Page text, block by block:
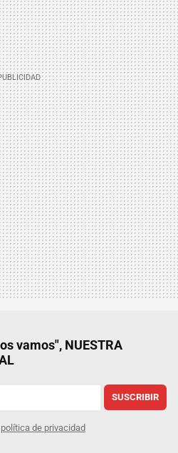
vamos", NUESTRA
SUSCRIBIR
política de privacidad